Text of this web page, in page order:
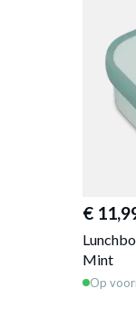
€
Mint
Op